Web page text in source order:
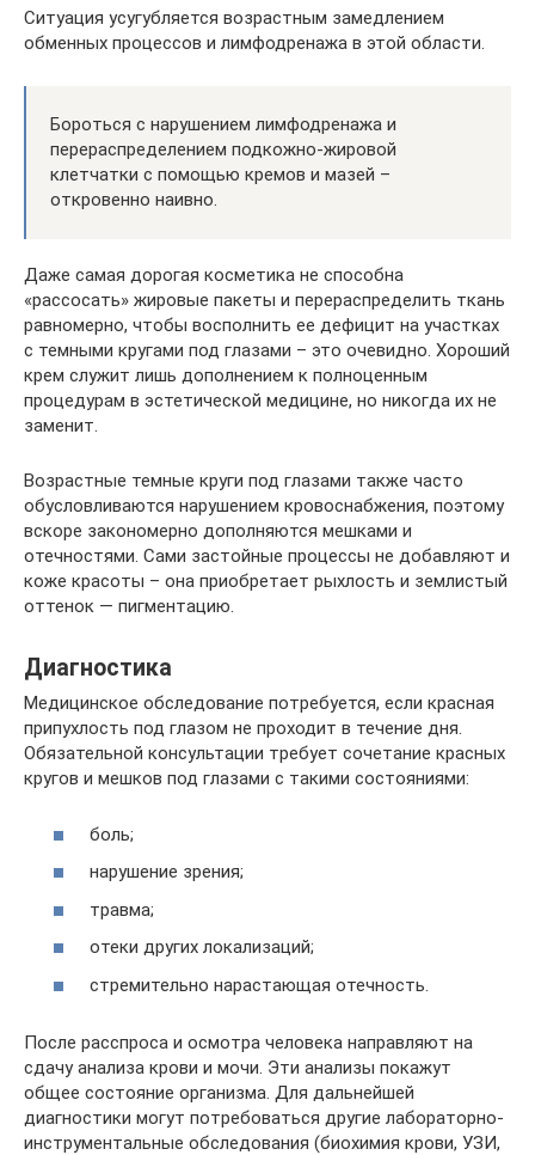
Ситуация усугубляется возрастным замедлением
обменных процессов и лимфодренажа в этой области.
Бороться с нарушением лимфодренажа и
перераспределением подкожно-жировой
клетчатки с помощью кремов и мазей –
откровенно наивно.
Даже самая дорогая косметика не способна
«рассосать» жировые пакеты и перераспределить ткань
равномерно, чтобы восполнить ее дефицит на участках
с темными кругами под глазами – это очевидно. Хороший
крем служит лишь дополнением к полноценным
процедурам в эстетической медицине, но никогда их не
заменит.
Возрастные темные круги под глазами также часто
обусловливаются нарушением кровоснабжения, поэтому
вскоре закономерно дополняются мешками и
отечностями. Сами застойные процессы не добавляют и
коже красоты – она приобретает рыхлость и землистый
оттенок — пигментацию.
Диагностика
Медицинское обследование потребуется, если красная
припухлость под глазом не проходит в течение дня.
Обязательной консультации требует сочетание красных
кругов и мешков под глазами с такими состояниями:
боль;
нарушение зрения;
травма;
отеки других локализаций;
стремительно нарастающая отечность.
После расспроса и осмотра человека направляют на
сдачу анализа крови и мочи. Эти анализы покажут
общее состояние организма. Для дальнейшей
диагностики могут потребоваться другие лабораторно-
инструментальные обследования (биохимия крови, УЗИ,